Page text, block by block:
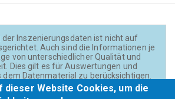
der Inszenierungsdaten ist nicht auf
Auch sind die Informationen je
von unterschiedlicher Qualität und
Dies gilt es für Auswertungen und
dem Datenmaterial zu berücksichtigen.
der Website sind - wenn nicht anders
lizensiert unterCC BY 4.0(Creator:
dieser Website Cookies, um die